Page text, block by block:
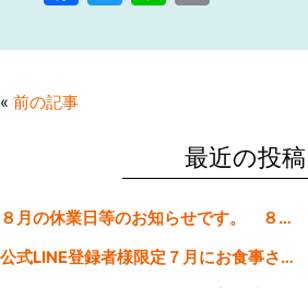
c
e
k
itt e ai
« 前の記事
最近の投稿
８月の休業日等のお知らせです。 ８月より定休日は金曜日のみにします。
公式LINE登録者様限定７月にお食事された方にサービスクーポン発行